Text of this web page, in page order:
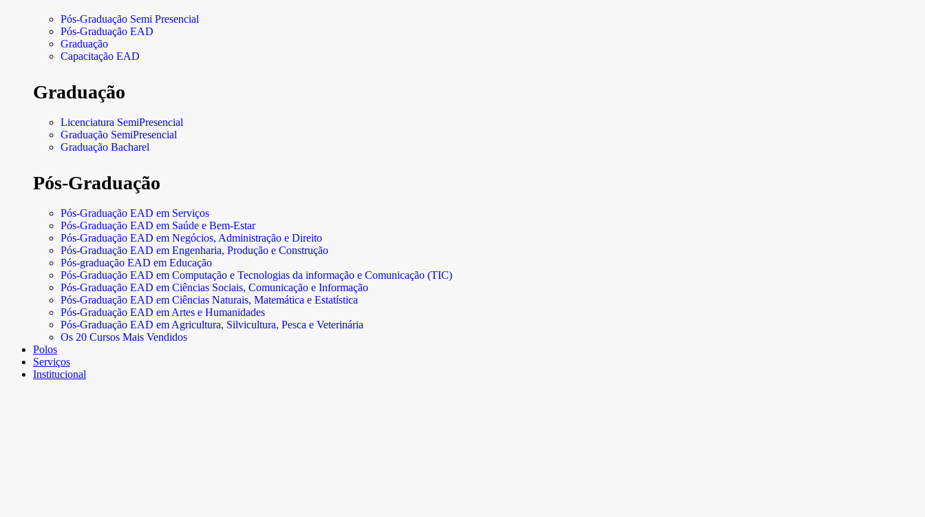
Pós-Graduação Semi Presencial
Pós-Graduação EAD
Graduação
Capacitação EAD
Graduação
Licenciatura SemiPresencial
Graduação SemiPresencial
Graduação Bacharel
Pós-Graduação
Pós-Graduação EAD em Serviços
Pós-Graduação EAD em Saúde e Bem-Estar
Pós-Graduação EAD em Negócios, Administração e Direito
Pós-Graduação EAD em Engenharia, Produção e Construção
Pós-graduação EAD em Educação
Pós-Graduação EAD em Computação e Tecnologias da informação e Comunicação (TIC)
Pós-Graduação EAD em Ciências Sociais, Comunicação e Informação
Pós-Graduação EAD em Ciências Naturais, Matemática e Estatística
Pós-Graduação EAD em Artes e Humanidades
Pós-Graduação EAD em Agricultura, Silvicultura, Pesca e Veterinária
Os 20 Cursos Mais Vendidos
Polos
Serviços
Institucional